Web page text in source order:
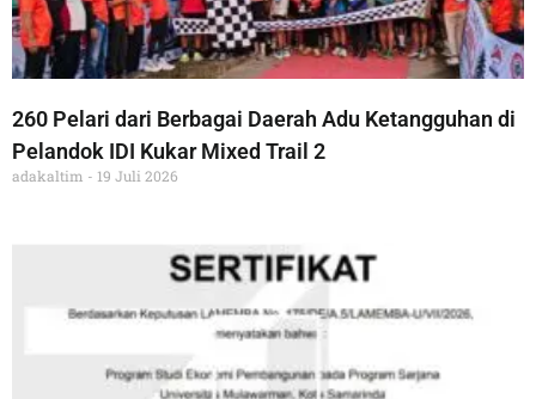
260 Pelari dari Berbagai Daerah Adu Ketangguhan di
Pelandok IDI Kukar Mixed Trail 2
adakaltim 19 Juli 2026